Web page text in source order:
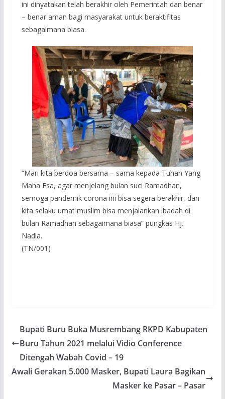
ini dinyatakan telah berakhir oleh Pemerintah dan benar
– benar aman bagi masyarakat untuk beraktifitas
sebagaimana biasa.
“Mari kita berdoa bersama – sama kepada Tuhan Yang
Maha Esa, agar menjelang bulan suci Ramadhan,
semoga pandemik corona ini bisa segera berakhir, dan
kita selaku umat muslim bisa menjalankan ibadah di
bulan Ramadhan sebagaimana biasa” pungkas Hj.
Nadia.
(TN/001)
Bupati Buru Buka Musrembang RKPD Kabupaten
Buru Tahun 2021 melalui Vidio Conference
Ditengah Wabah Covid – 19
Awali Gerakan 5.000 Masker, Bupati Laura Bagikan
Masker ke Pasar – Pasar